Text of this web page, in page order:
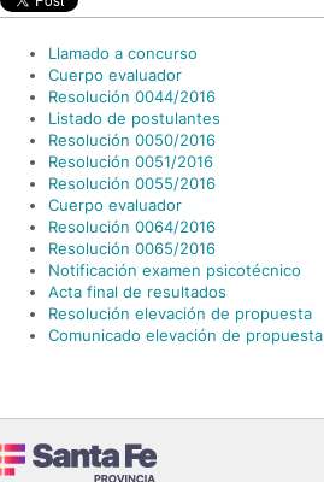
Llamado a concurso
Cuerpo evaluador
Resolución 0044/2016
Listado de postulantes
Resolución 0050/2016
Resolución 0051/2016
Resolución 0055/2016
Cuerpo evaluador
Resolución 0064/2016
Resolución 0065/2016
Notificación examen psicotécnico
Acta final de resultados
Resolución elevación de propuesta
Comunicado elevación de propuesta